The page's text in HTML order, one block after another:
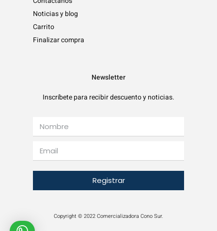
Noticias y blog
Carrito
Finalizar compra
Newsletter
Inscríbete para recibir descuento y noticias.
Registrar
Copyright © 2022 Comercializadora Cono Sur.